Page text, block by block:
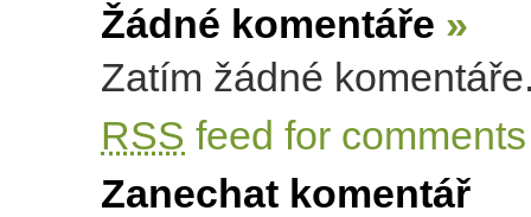
Žádné komentáře »
Zatím žádné
RSS feed for
Zanechat komentář